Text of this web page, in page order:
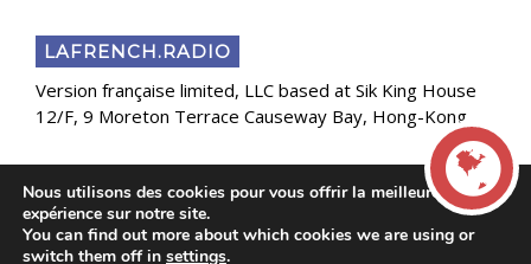
LAFRENCH.RADIO
Version française limited, LLC based at Sik King House
12/F, 9 Moreton Terrace Causeway Bay, Hong-Kong
Copyright 2025 Presse Généraliste des Français de
l’Étranger
LIVE
Nous utilisons des cookies pour vous offrir la meilleure
expérience sur notre site.
You can find out more about which cookies we are using or
switch them off in settings.